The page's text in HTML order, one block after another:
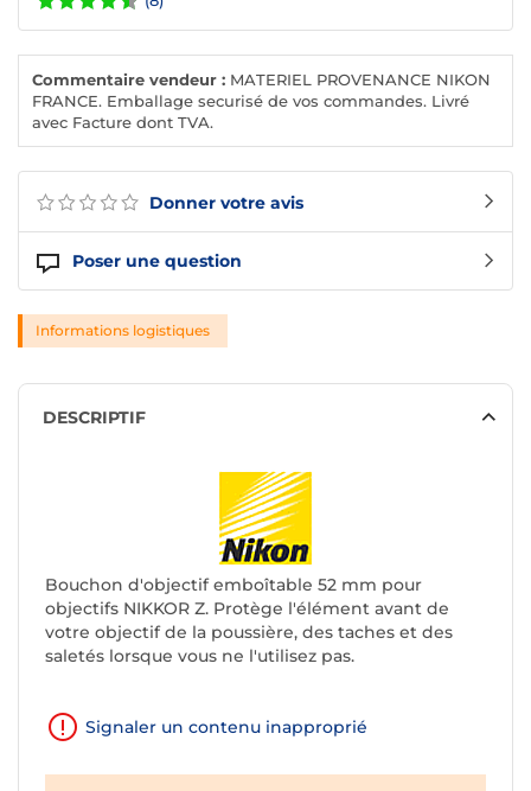
Donner votre avis
Poser une question
Commentaire vendeur : MATERIEL PROVENANCE NIKON
FRANCE. Emballage securisé de vos commandes. Livré
avec Facture dont TVA.
Informations logistiques
DESCRIPTIF
Bouchon d'objectif emboîtable 52 mm pour
objectifs NIKKOR Z. Protège l'élément avant de
votre objectif de la poussière, des taches et des
saletés lorsque vous ne l'utilisez pas.
Signaler un contenu inapproprié